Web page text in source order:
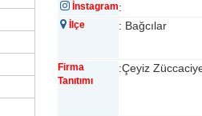
İnstagram:
İlçe : Bağcılar
Firma
Tanıtımı
:Çeyiz